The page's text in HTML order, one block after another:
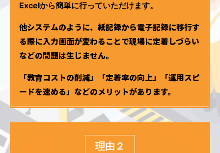
Excelから簡単に行っていただけます。
他システムのように、紙記録から電子記録に移行す
る際に入力画面が変わることで現場に定着しづらい
などの問題は生じません。
「教育コストの削減」「定着率の向上」「運用スピ
ードを速める」などのメリットがあります。
理由２